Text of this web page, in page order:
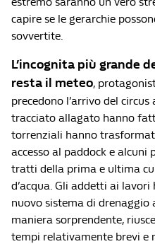
capire se le gerarchie
sovvertite.
L’incognita più grande
resta il meteo,
precedono l’arrivo del
tracciato allagato hanno
torrenziali hanno
accesso al paddock e alcuni
tratti della prima e ultima
d’acqua. Gli addetti ai
nuovo sistema di drenaggio
maniera sorprendente,
tempi relativamente brevi e